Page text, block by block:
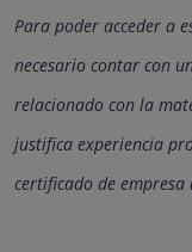
Para poder acceder a
necesario contar con un
relacionado con la
justifica experiencia
certificado de empresa